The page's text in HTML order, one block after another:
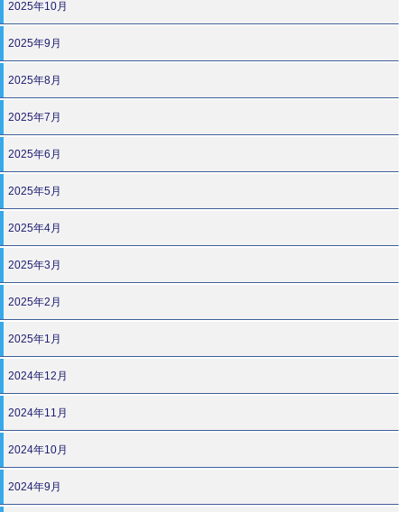
2025年10月
2025年9月
2025年8月
2025年7月
2025年6月
2025年5月
2025年4月
2025年3月
2025年2月
2025年1月
2024年12月
2024年11月
2024年10月
2024年9月